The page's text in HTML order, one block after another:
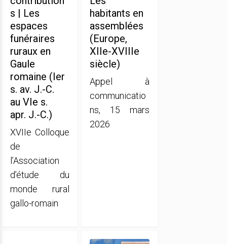
s | Les
espaces
funéraires
ruraux en
Gaule
romaine (Ier
s. av. J.-C.
au VIe s.
apr. J.-C.)
XVIIe Colloque
de
l’Association
d’étude du
monde rural
gallo-romain
habitants en
assemblées
(Europe,
XIIe-XVIIIe
siècle)
Appel à
communicatio
ns, 15 mars
2026